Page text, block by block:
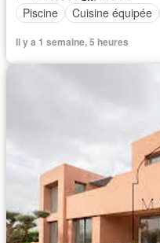
Piscine
Cuisine équipée
Il y a 1 semaine, 5 heures